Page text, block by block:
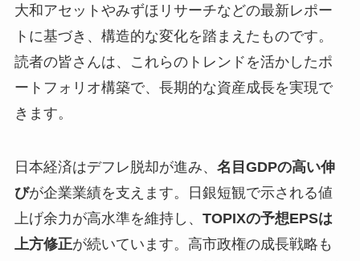
大和アセットやみずほリサーチなどの最新レポー
トに基づき、構造的な変化を踏まえたものです。
読者の皆さんは、これらのトレンドを活かしたポ
ートフォリオ構築で、長期的な資産成長を実現で
きます。
日本経済はデフレ脱却が進み、 名目GDPの高い伸
びが企業業績を支えます。日銀短観で示される値
上げ余力が高水準を維持し、 TOPIXの予想EPSは
上方修正が続いています。高市政権の成長戦略も